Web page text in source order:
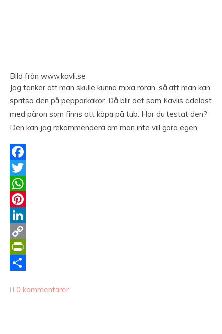
Bild från www.kavli.se
Jag tänker att man skulle kunna mixa röran, så att man kan
spritsa den på pepparkakor. Då blir det som Kavlis ädelost
med päron som finns att köpa på tub. Har du testat den?
Den kan jag rekommendera om man inte vill göra egen.
Facebook
Twitter
WhatsApp
Pinterest
LinkedIn
Copy
Link
PrintFriendly
0 kommentarer